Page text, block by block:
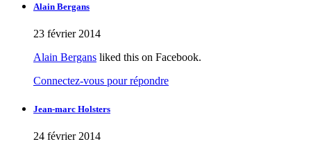
Alain Bergans
23 février 2014
Alain Bergans liked this on Facebook.
Connectez-vous pour répondre
Jean-marc Holsters
24 février 2014